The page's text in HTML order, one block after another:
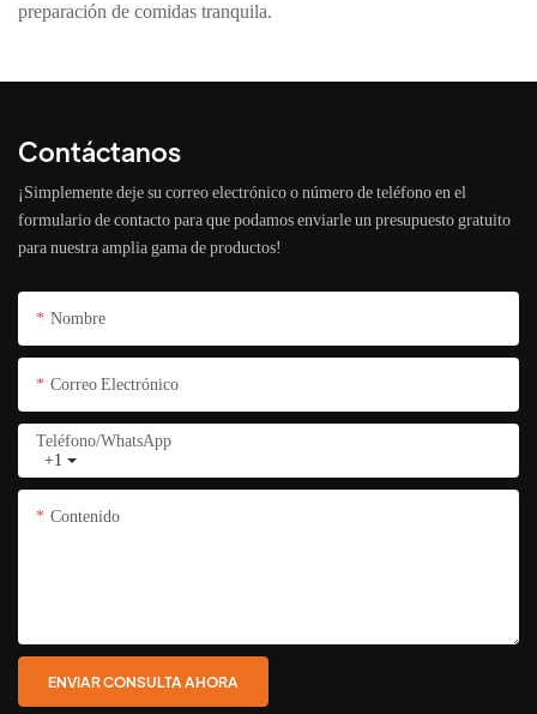
preparación de comidas tranquila.
Contáctanos
¡Simplemente deje su correo electrónico o número de teléfono en el
formulario de contacto para que podamos enviarle un presupuesto gratuito
para nuestra amplia gama de productos!
Nombre
Correo Electrónico
+1
Teléfono/WhatsApp
Contenido
ENVIAR CONSULTA AHORA